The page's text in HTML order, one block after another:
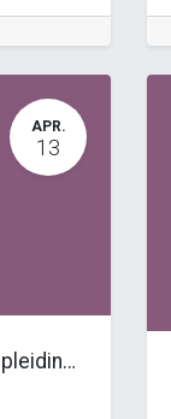
APR.
13
Combi Acryl & Gel Cursus Opleiding (7 dagen)